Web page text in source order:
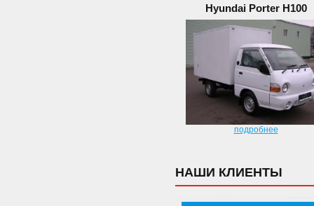
Hyundai Porter H100
подробнее
НАШИ КЛИЕНТЫ